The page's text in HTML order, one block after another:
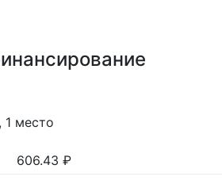
1 место
606.43 ₽